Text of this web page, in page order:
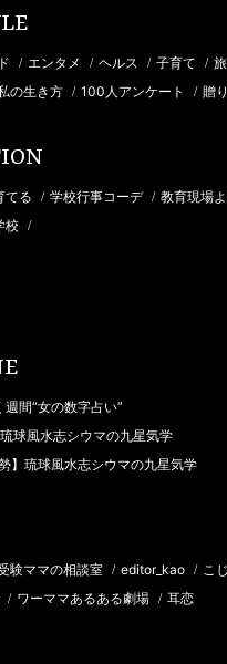
/ エンタメ / ヘルス / 子育て /
の生き方 / 100人アンケート / 贈
てる / 学校行事コーデ / 教育現場よ
校 /
間“女の数字占い”
琉球風水志シウマの九星気学
】琉球風水志シウマの九星気学
験ママの相談室 / editor_kao / こ
/ ワーママあるある劇場 / 耳恋